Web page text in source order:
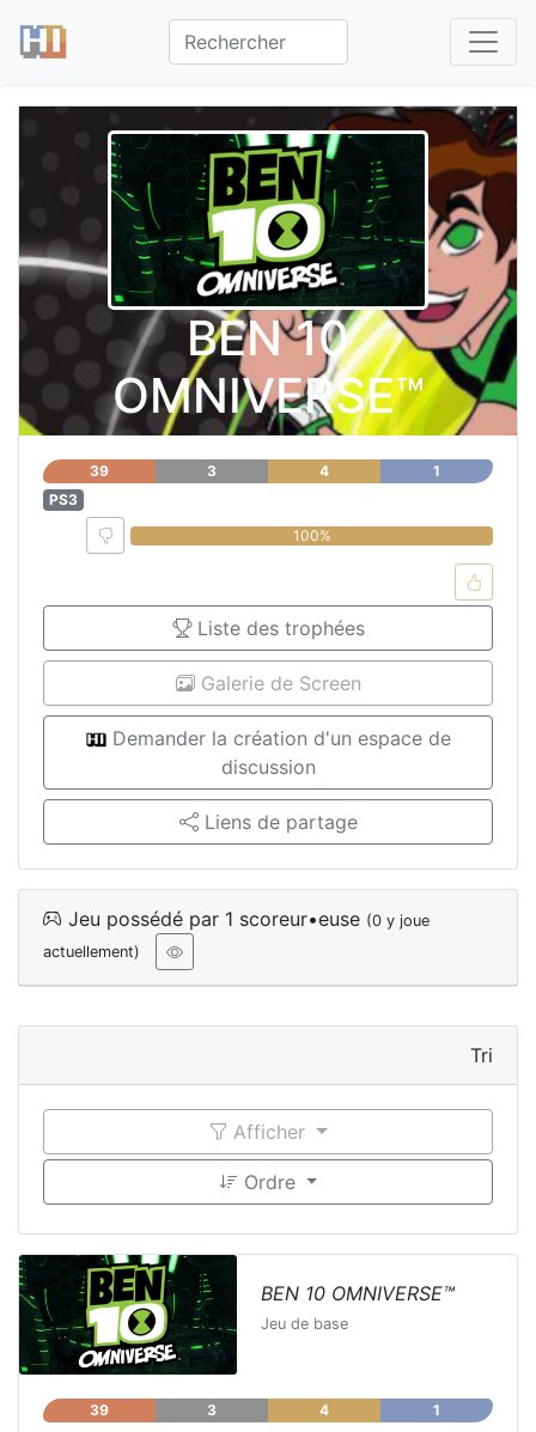
BEN 10
OMNIVERSE™
39 3 4
1
PS3
0%
100%
Liste des trophées
Galerie de Screen
Demander la création d'un espace de
discussion
Liens de partage
Jeu possédé par 1 scoreur•euse (0 y joue
actuellement)
Tri
Afficher
Ordre
BEN 10 OMNIVERSE™
Jeu de base
39 3 4 1